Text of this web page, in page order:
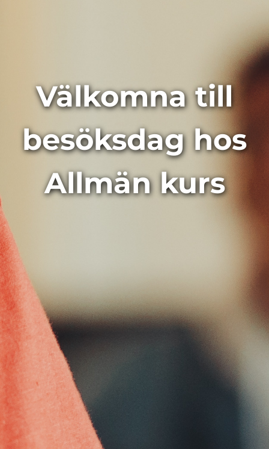
Välkomna till
besöksdag hos
Allmän kurs